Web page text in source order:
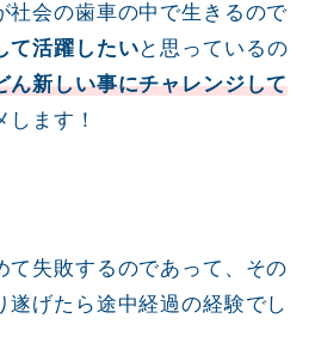
社会の歯車の中で生きるので
て活躍したいと思っているの
ん新しい事にチャレンジして
します！
て失敗するのであって、その
遂げたら途中経過の経験でし